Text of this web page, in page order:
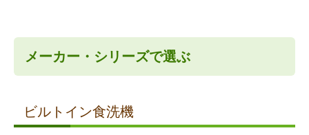
メーカー・シリーズで選ぶ
ビルトイン食洗機